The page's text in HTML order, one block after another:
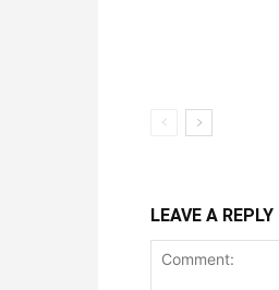
LEAVE A REPLY